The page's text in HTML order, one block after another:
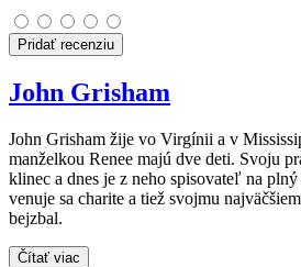
Pridať recenziu
John Grisham
John Grisham žije vo Virgínii a v
manželkou Renee majú dve deti. Svoju
klinec a dnes je z neho spisovateľ na
venuje sa charite a tiež svojmu
bejzbal.
Čítať viac